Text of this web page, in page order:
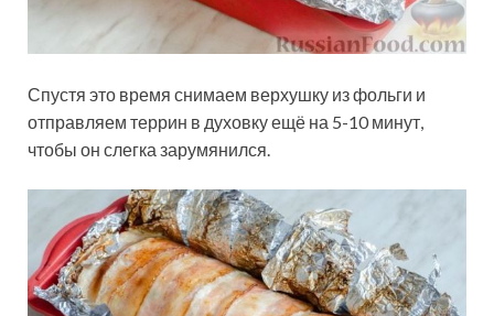
Спустя это время снимаем верхушку из фольги и
отправляем террин в духовку ещё на 5-10 минут,
чтобы он слегка зарумянился.